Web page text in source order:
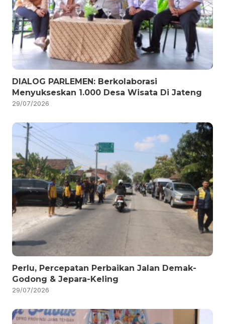
DIALOG PARLEMEN: Berkolaborasi
Menyukseskan 1.000 Desa Wisata Di Jateng
29/07/2026
Perlu, Percepatan Perbaikan Jalan Demak-
Godong & Jepara-Keling
29/07/2026